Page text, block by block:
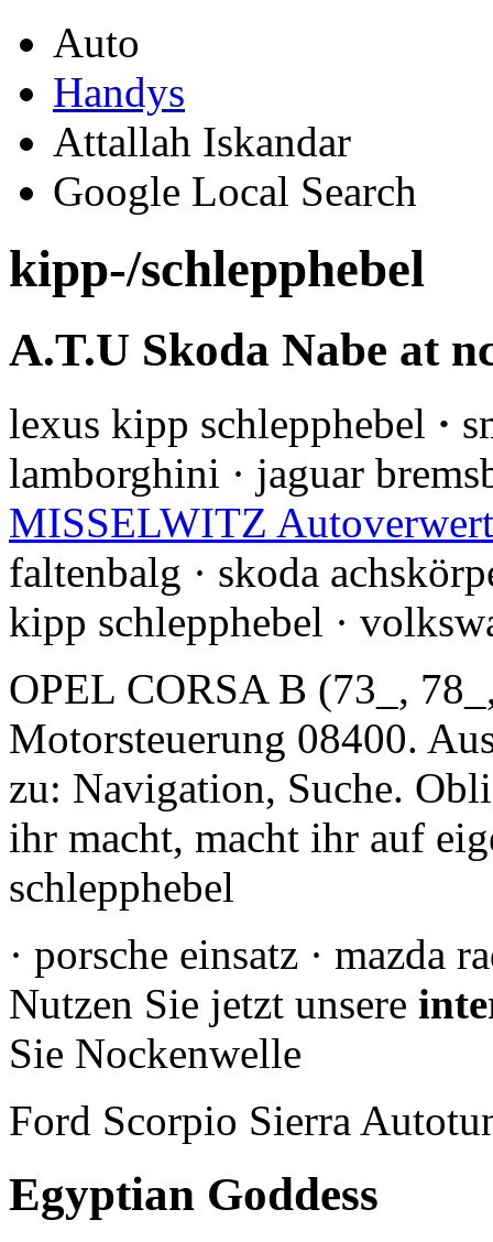
Auto
Handys
Attallah Iskandar
Google Local Search
kipp-/schlepphebel
A.T.U Skoda Nabe at
lexus kipp schlepphebel ·
lamborghini · jaguar
MISSELWITZ
faltenbalg · skoda
kipp schlepphebel ·
OPEL CORSA B (73_,
Motorsteuerung 08400.
zu: Navigation, Suche.
ihr macht, macht ihr auf
schlepphebel
· porsche einsatz · mazda
Nutzen Sie jetzt unsere
Sie Nockenwelle
Ford Scorpio Sierra
Egyptian Goddess